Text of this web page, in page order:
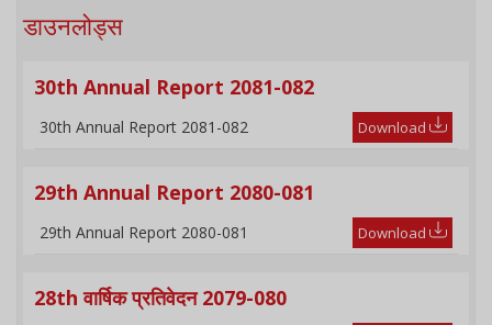
डाउनलोड्स
30th Annual Report 2081-082
30th Annual Report 2081-082 Download
29th Annual Report 2080-081
29th Annual Report 2080-081 Download
28th वार्षिक प्रतिवेदन 2079-080